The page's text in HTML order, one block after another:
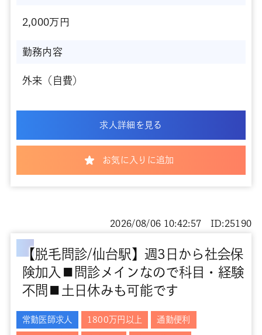
2,000万円
勤務内容
外来（自費）
求人詳細を見る
お気に入りに追加
【脱毛問診/仙台駅】週3日から社会保
険加入■問診メインなので科目・経験
不問■土日休みも可能です
2026/08/06 10:42:57 ID:25190
常勤医師求人 1800万円以上 通勤便利